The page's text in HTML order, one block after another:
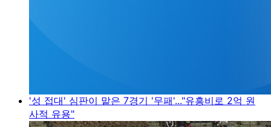
'성 접대' 심판이 맡은 7경기 '무패'..."유흥비로 2억 원
사적 유용"